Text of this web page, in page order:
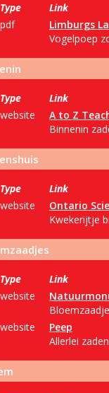
Type
Link
pdf
Limburgs
Vogelpoep
Type
Link
website
A to Z
Binnenin
Type
Link
website
Ontario
Kwekerijtje
Type
Link
website
website
Peep
Allerlei